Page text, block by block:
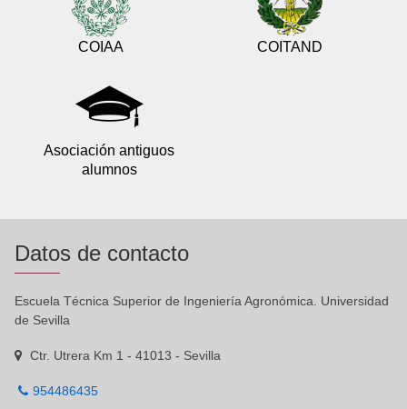
COIAA COITAND
Asociación antiguos
alumnos
Datos de contacto
Escuela Técnica Superior de Ingeniería Agronómica. Universidad
de Sevilla
Ctr. Utrera Km 1 - 41013 - Sevilla
954486435